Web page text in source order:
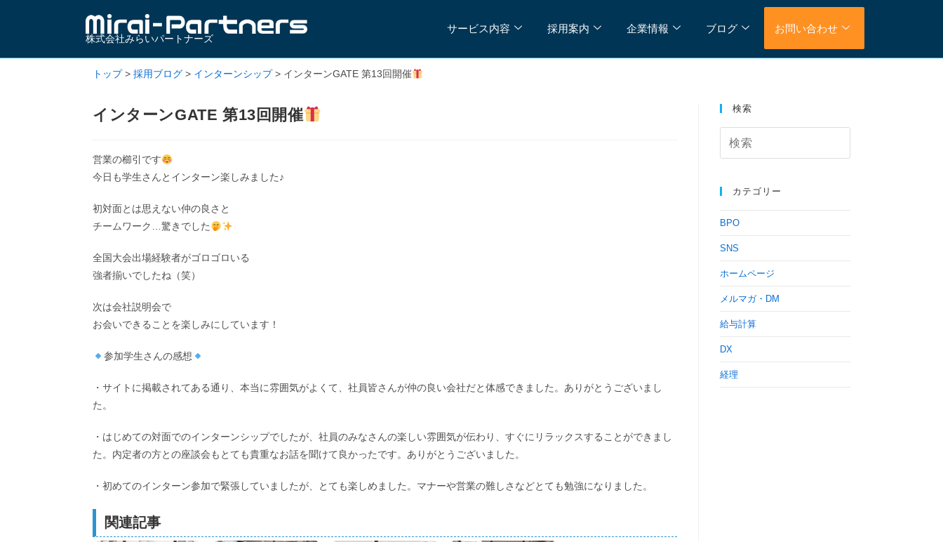
株式会社みらいパートナーズ
サービス内容 採用案内 企業情報 ブログ お問い合わせ
トップ> 採用ブログ > インターンシップ> インターンGATE 第13回開催
インターンGATE 第13回開催
営業の櫛引です
今日も学生さんとインターン楽しみました♪
初対面とは思えない仲の良さと
チームワーク…驚きでした
全国大会出場経験者がゴロゴロいる
強者揃いでしたね（笑）
次は会社説明会で
お会いできることを楽しみにしています！
参加学生さんの感想
・サイトに掲載されてある通り、本当に雰囲気がよくて、社員皆さんが仲の良い会社だと体感できました。ありがとうございまし
た。
・はじめての対面でのインターンシップでしたが、社員のみなさんの楽しい雰囲気が伝わり、すぐにリラックスすることができまし
た。内定者の方との座談会もとても貴重なお話を聞けて良かったです。ありがとうございました。
・初めてのインターン参加で緊張していましたが、とても楽しめました。マナーや営業の難しさなどとても勉強になりました。
関連記事
検索
カテゴリー
BPO
SNS
ホームページ
メルマガ・DM
給与計算
DX
経理